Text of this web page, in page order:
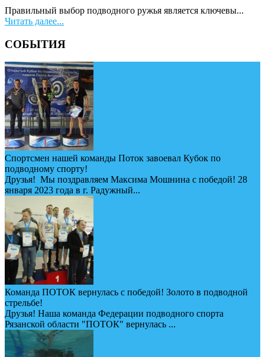
Правильный выбор подводного ружья является ключевы...
Читать далее...
СОБЫТИЯ
Спортсмен нашей команды Поток завоевал Кубок по
подводному спорту!
Друзья! Мы поздравляем Максима Мошнина с победой! 28
января 2023 года в г. Радужный...
Команда ПОТОК вернулась с победой! Золото в подводной
стрельбе!
Друзья! Наша команда Федерации подводного спорта
Рязанской области "ПОТОК" вернулась ...